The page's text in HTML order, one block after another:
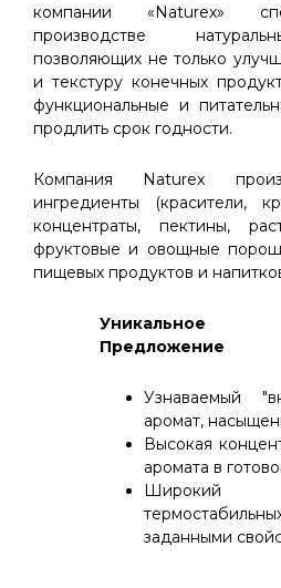
компании «Naturex»
производстве
позволяющих не только
и текстуру конечных
функциональные и
продлить срок годности.
Компания Naturex
ингредиенты (красители,
концентраты, пектины,
фруктовые и овощные
пищевых продуктов и
Уникальное
Предложение
Узнаваемый
аромат,
Высокая
аромата в
Широкий
заданными